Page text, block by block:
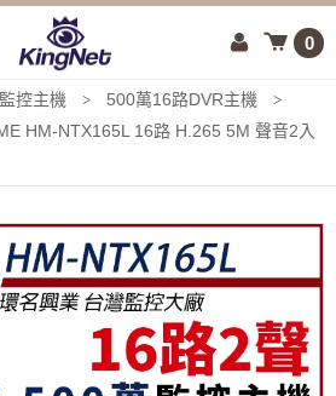
0
控主機 > 500萬16路DVR主機 >
HM-NTX165L 16路 H.265 5M 聲音2入